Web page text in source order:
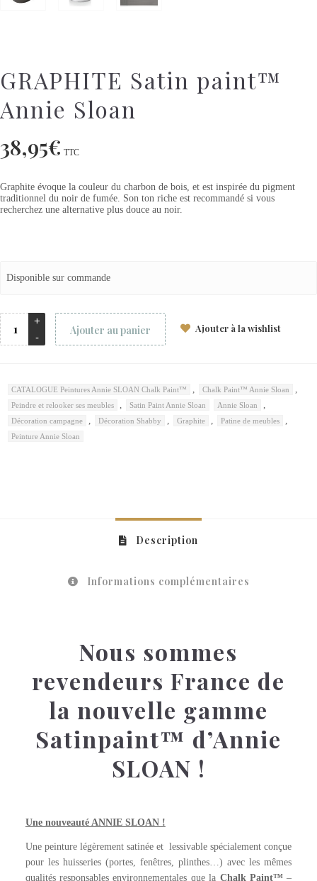
GRAPHITE Satin paint™
Annie Sloan
38,95€ TTC
Graphite évoque la couleur du charbon de bois, et est inspirée du pigment
traditionnel du noir de fumée. Son ton riche est recommandé si vous
recherchez une alternative plus douce au noir.
Disponible sur commande
Ajouter au panier Ajouter à la wishlist
CATALOGUE Peintures Annie SLOAN Chalk Paint™ Chalk Paint™ Annie Sloan
Peindre et relooker ses meubles Satin Paint Annie Sloan Annie Sloan
Décoration campagne Décoration Shabby Graphite Patine de meubles
Peinture Annie Sloan
Description
Informations complémentaires
Nous sommes
revendeurs France de
la nouvelle gamme
Satinpaint™ d’Annie
SLOAN !
Une nouveauté ANNIE SLOAN !
Une peinture légèrement satinée et lessivable spécialement conçue
pour les huisseries (portes, fenêtres, plinthes…) avec les mêmes
qualités responsables environnementales que la Chalk Paint™–